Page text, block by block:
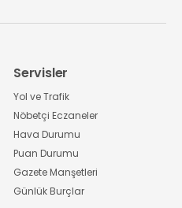
Servisler
Yol ve Trafik
Nöbetçi Eczaneler
Hava Durumu
Puan Durumu
Gazete Manşetleri
Günlük Burçlar